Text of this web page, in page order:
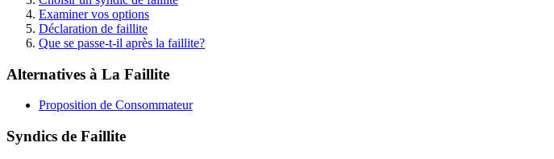
Examiner vos options
Déclaration de faillite
Que se passe-t-il après la faillite?
Alternatives à La Faillite
Proposition de Consommateur
Syndics de Faillite